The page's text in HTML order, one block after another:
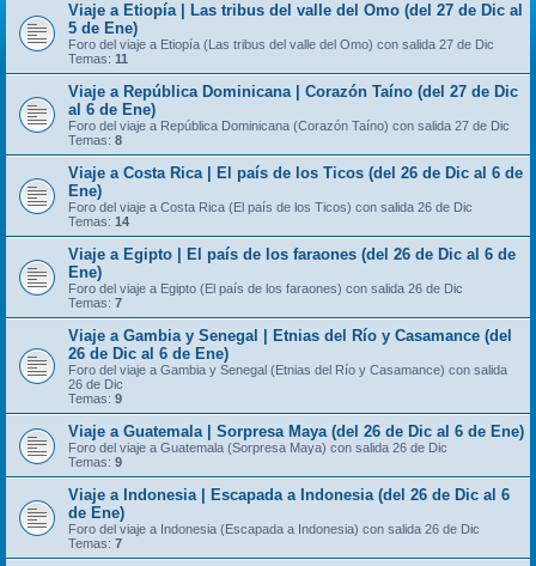
Viaje a Etiopía | Las tribus del valle del Omo (del 27 de Dic al
5 de Ene)
Foro del viaje a Etiopía (Las tribus del valle del Omo) con salida 27 de Dic
Temas: 11
Viaje a República Dominicana | Corazón Taíno (del 27 de Dic
al 6 de Ene)
Foro del viaje a República Dominicana (Corazón Taíno) con salida 27 de Dic
Temas: 8
Viaje a Costa Rica | El país de los Ticos (del 26 de Dic al 6 de
Ene)
Foro del viaje a Costa Rica (El país de los Ticos) con salida 26 de Dic
Temas: 14
Viaje a Egipto | El país de los faraones (del 26 de Dic al 6 de
Ene)
Foro del viaje a Egipto (El país de los faraones) con salida 26 de Dic
Temas: 7
Viaje a Gambia y Senegal | Etnias del Río y Casamance (del
26 de Dic al 6 de Ene)
Foro del viaje a Gambia y Senegal (Etnias del Río y Casamance) con salida
26 de Dic
Temas: 9
Viaje a Guatemala | Sorpresa Maya (del 26 de Dic al 6 de Ene)
Foro del viaje a Guatemala (Sorpresa Maya) con salida 26 de Dic
Temas: 9
Viaje a Indonesia | Escapada a Indonesia (del 26 de Dic al 6
de Ene)
Foro del viaje a Indonesia (Escapada a Indonesia) con salida 26 de Dic
Temas: 7